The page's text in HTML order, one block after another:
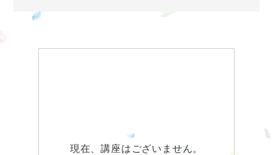
現在、講座はございません。